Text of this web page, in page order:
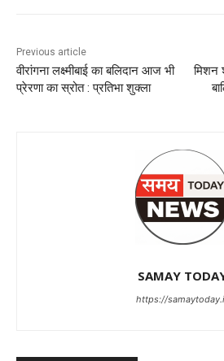
Previous article
वीरांगना लक्ष्मीबाई का बलिदान आज भी
प्रेरणा का स्रोत : प्रतिभा शुक्ला
मिशन
SAMAY
https://